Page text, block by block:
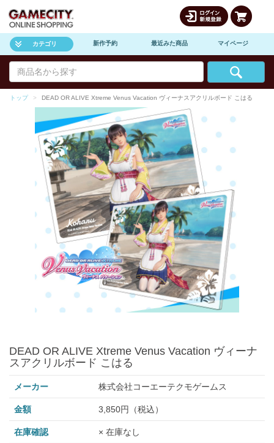
カテゴリ 新作予約 最近みた商品 マイページ
トップ DEAD OR ALIVE Xtreme Venus Vacation ヴィーナスアクリルボード こはる
DEAD OR ALIVE Xtreme Venus Vacation ヴィーナ
スアクリルボード こはる
メーカー 株式会社コーエーテクモゲームス
金額 3,850円（税込）
在庫確認 × 在庫なし